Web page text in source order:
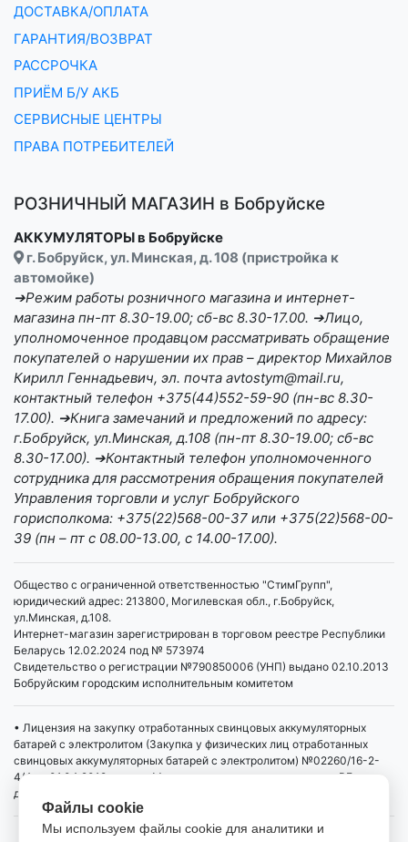
ДОСТАВКА/ОПЛАТА
ГАРАНТИЯ/ВОЗВРАТ
РАССРОЧКА
ПРИЁМ Б/У АКБ
СЕРВИСНЫЕ ЦЕНТРЫ
ПРАВА ПОТРЕБИТЕЛЕЙ
РОЗНИЧНЫЙ МАГАЗИН в Бобруйске
АККУМУЛЯТОРЫ в Бобруйске
г. Бобруйск, ул. Минская, д. 108 (пристройка к
автомойке)
➔Режим работы розничного магазина и интернет-
магазина пн-пт 8.30-19.00; сб-вс 8.30-17.00. ➔Лицо,
уполномоченное продавцом рассматривать обращение
покупателей о нарушении их прав – директор Михайлов
Кирилл Геннадьевич, эл. почта avtostym@mail.ru,
контактный телефон +375(44)552-59-90 (пн-вс 8.30-
17.00). ➔Книга замечаний и предложений по адресу:
г.Бобруйск, ул.Минская, д.108 (пн-пт 8.30-19.00; сб-вс
8.30-17.00). ➔Контактный телефон уполномоченного
сотрудника для рассмотрения обращения покупателей
Управления торговли и услуг Бобруйского
горисполкома: +375(22)568-00-37 или +375(22)568-00-
39 (пн – пт с 08.00-13.00, с 14.00-17.00).
Общество с ограниченной ответственностью "СтимГрупп",
юридический адрес: 213800, Могилевская обл., г.Бобруйск,
ул.Минская, д.108.
Интернет-магазин зарегистрирован в торговом реестре Республики
Беларусь 12.02.2024 под № 573974
Свидетельство о регистрации №790850006 (УНП) выдано 02.10.2013
Бобруйским городским исполнительным комитетом
• Лицензия на закупку отработанных свинцовых аккумуляторных
батарей с электролитом (Закупка у физических лиц отработанных
свинцовых аккумуляторных батарей с электролитом) №02260/16-2-
4/4 от 01.04.2019 выдана Министерством промышленности РБ,
действует бессрочно
Файлы cookie
Мы используем файлы cookie для аналитики и